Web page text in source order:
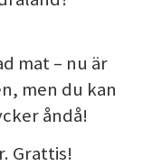
mat – nu är
men du kan
åndå!
Grattis!